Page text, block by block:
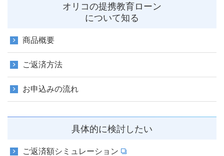
オリコの提携教育ローン
について知る
商品概要
ご返済方法
お申込みの流れ
具体的に検討したい
ご返済額シミュレーション